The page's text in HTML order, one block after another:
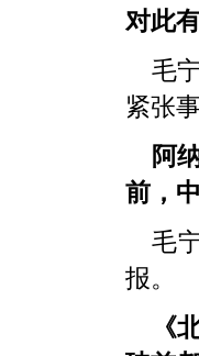
对此
毛
紧张
阿
前，
毛
报。
《